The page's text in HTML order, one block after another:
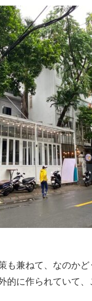
も兼ねて、なのか
的に作られていて